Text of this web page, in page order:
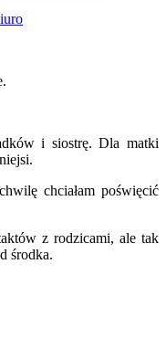
i siostrę. Dla matki
chciałam poświęcić
z rodzicami, ale tak
środka.